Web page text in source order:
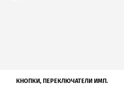
КНОПКИ, ПЕРЕКЛЮЧАТЕЛИ ИМП.